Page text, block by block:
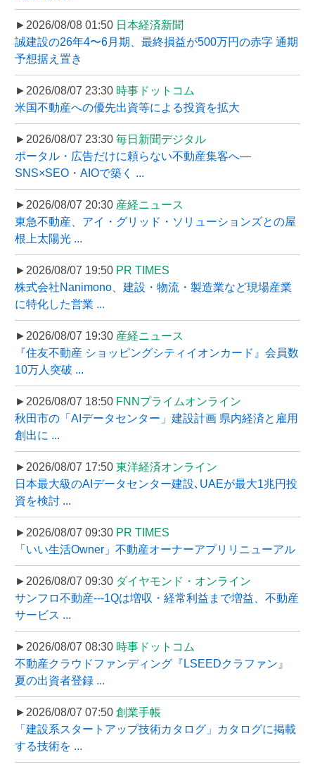
►2026/08/08 01:50 日本経済新聞
誠建設の26年4〜6月期、最終損益が500万円の赤字 通期
予想据え置き
►2026/08/07 23:30 時事ドットコム
米国不動産への優先出資等による投資を拡大
►2026/08/07 23:30 毎日新聞デジタル
ポータル・広告だけに頼らない不動産集客へ―
SNS×SEO・AIOで築く ...
►2026/08/07 20:30 産経ニュース
東急不動産、アイ・グリッド・ソリューションズとの屋
根上太陽光 ...
►2026/08/07 19:50 PR TIMES
株式会社Nanimono、建設・物流・製造業など現場産業
に特化した営業 ...
►2026/08/07 19:30 産経ニュース
『住友不動産 ショッピングシティイオンカード』会員数
10万人突破 ...
►2026/08/07 18:50 FNNプライムオンライン
秋田市の「AIデータセンター」建設計画 県内経済と雇用
創出に ...
►2026/08/07 17:50 東洋経済オンライン
日本最大級のAIデータセンター建設､UAEが最大1兆円投
資を検討 ...
►2026/08/07 09:30 PR TIMES
「いい生活Owner」不動産オーナーアプリリニューアル
►2026/08/07 09:30 ダイヤモンド・オンライン
サンフロ不動産---1Qは増収・経常利益まで増益、不動産
サービス ...
►2026/08/07 08:30 時事ドットコム
不動産クラウドファンディング『LSEEDクラファン』
夏の出資者登録 ...
►2026/08/07 07:50 創業手帳
「建設系スタートアップ技術カタログ」カタログに掲載
する技術を ...